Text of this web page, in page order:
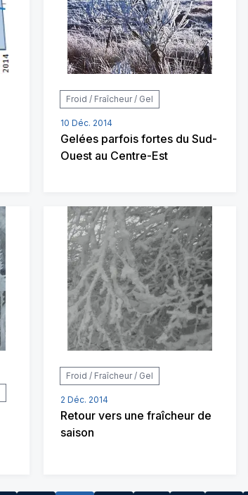
Froid / Fraîcheur / Gel
10 Déc. 2014
Gelées parfois fortes du Sud-
Ouest au Centre-Est
Froid / Fraîcheur / Gel
2 Déc. 2014
Retour vers une fraîcheur de
saison